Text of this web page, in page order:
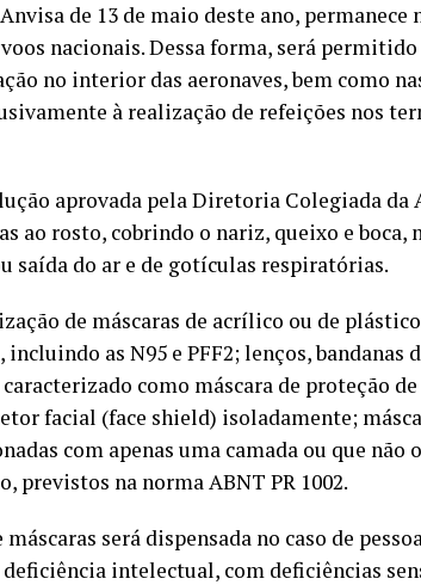
de 13 de maio deste ano,
nacionais. Dessa forma, será
no interior das aeronaves, bem como
à realização de refeições nos
aprovada pela Diretoria Colegiada da
ao rosto, cobrindo o nariz, queixo e boca,
saída do ar e de gotículas respiratórias.
de máscaras de acrílico ou de
as N95 e PFF2; lenços, bandanas
como máscara de proteção
facial (face shield) isoladamente;
com apenas uma camada ou que não
previstos na norma ABNT PR 1002.
será dispensada no caso de
intelectual, com deficiências